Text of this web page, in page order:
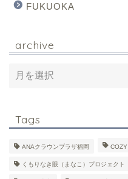
FUKUOKA
archive
Tags
ANAクラウンプラザ福岡 COZY
くもりなき眼（まなこ）プロジェクト